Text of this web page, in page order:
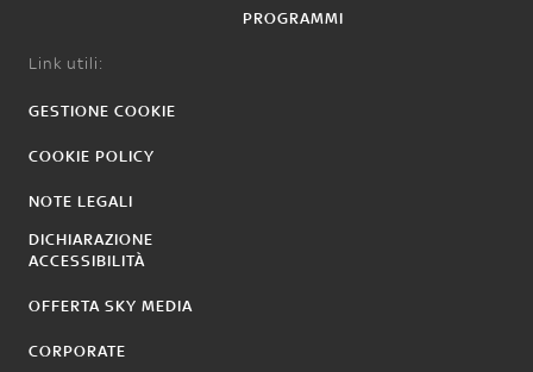
PROGRAMMI
Link utili:
GESTIONE COOKIE
COOKIE POLICY
NOTE LEGALI
DICHIARAZIONE
ACCESSIBILITÀ
OFFERTA SKY MEDIA
CORPORATE